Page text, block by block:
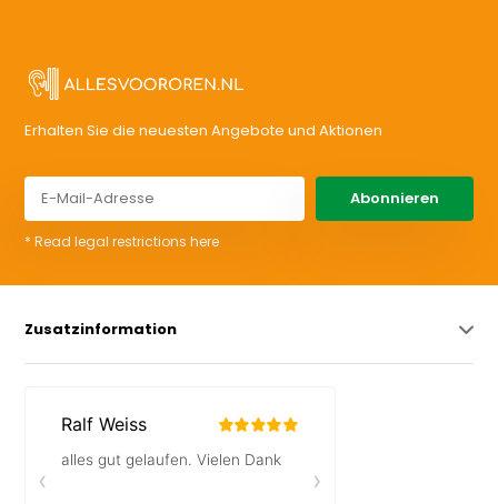
Erhalten Sie die neuesten Angebote und Aktionen
Abonnieren
* Read legal restrictions here
Zusatzinformation